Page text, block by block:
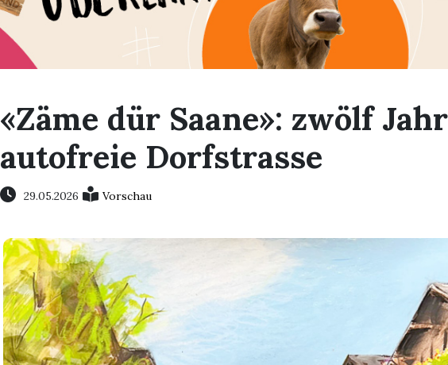
«Zäme dür Saane»: zwölf
autofreie Dorfstrasse
29.05.2026 Vorschau